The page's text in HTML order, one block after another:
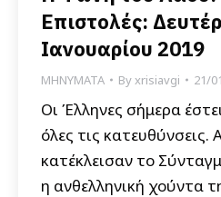
Επιστολές:
Ιανουαρίου 2019
ΜΗΝΥΜΑΤΑ Byxrisiavgi 21/
Oι Έλληνες σήμερα
όλες τις
κατέκλεισαν το
η ανθελληνική χούντα